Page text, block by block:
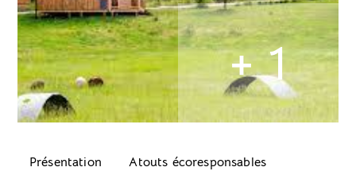
+ 1
Présentation Atouts écoresponsables